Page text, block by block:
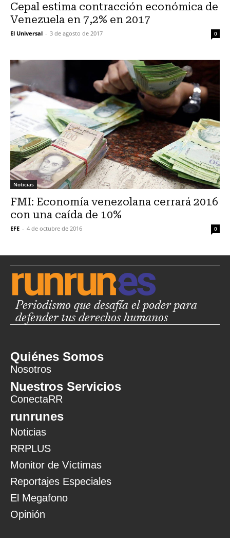
Cepal estima contracción económica de
Venezuela en 7,2% en 2017
El Universal - 3 de agosto de 2017 0
Noticias
FMI: Economía venezolana cerrará 2016
con una caída de 10%
EFE - 4 de octubre de 2016 0
Periodismo que desafía el poder para
defender tus derechos humanos
Quiénes Somos
Nosotros
Nuestros Servicios
ConectaRR
runrunes
Noticias
RRPLUS
Monitor de Víctimas
Reportajes Especiales
El Megafono
Opinión